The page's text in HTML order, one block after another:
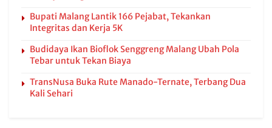
Bupati Malang Lantik 166 Pejabat, Tekankan
Integritas dan Kerja 5K
Budidaya Ikan Bioflok Senggreng Malang Ubah Pola
Tebar untuk Tekan Biaya
TransNusa Buka Rute Manado-Ternate, Terbang Dua
Kali Sehari